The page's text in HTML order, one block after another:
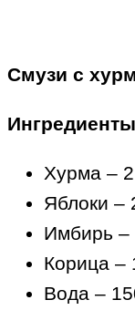
Смузи с
Хурма –
Яблоки –
Имбирь –
Корица –
Вода –